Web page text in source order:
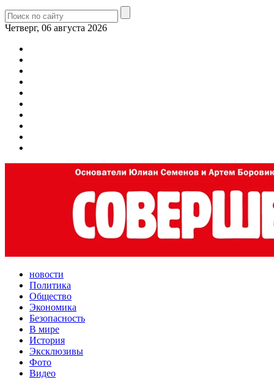
Четверг, 06 августа 2026
новости
Политика
Общество
Экономика
Безопасность
В мире
История
Эксклюзивы
Фото
Видео